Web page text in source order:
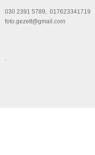
030 2391 5789, 017623341719
foto.gezett@gmail.com
.